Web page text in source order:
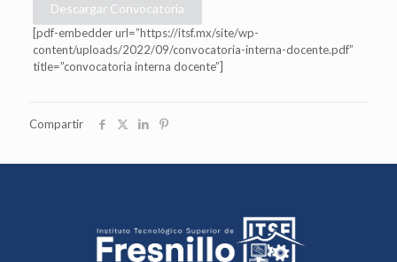
Descargar Convocatoria
[pdf-embedder url=”https://itsf.mx/site/wp-
content/uploads/2022/09/convocatoria-interna-docente.pdf”
title=”convocatoria interna docente”]
Compartir